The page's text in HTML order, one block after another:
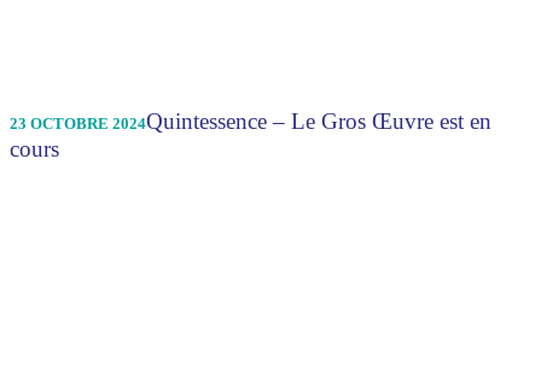
23 OCTOBRE 2024Quintessence – Le Gros Œuvre est en
cours